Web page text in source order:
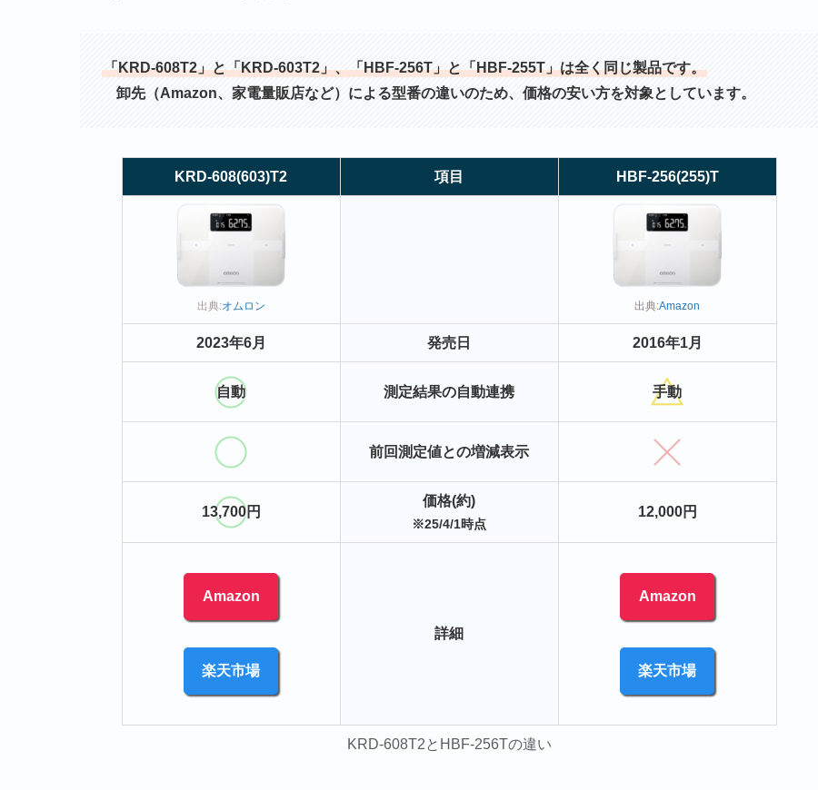
「‎KRD-608T2」と「‎KRD-603T2」、「HBF-256T」と「HBF-255T」は全く同じ製品です。
卸先（Amazon、家電量販店など）による型番の違いのため、価格の安い方を対象としています。
‎KRD-608(603)T2 項目 HBF-256(255)T
出典:オムロン 出典:Amazon
2023年6月 発売日 2016年1月
自動 測定結果の自動連携 手動
前回測定値との増減表示
13,700円
価格(約)
※25/4/1時点
12,000円
Amazon
楽天市場
詳細
Amazon
楽天市場
‎KRD-608T2とHBF-256Tの違い